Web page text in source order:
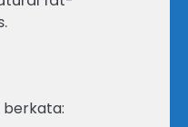
berkata: